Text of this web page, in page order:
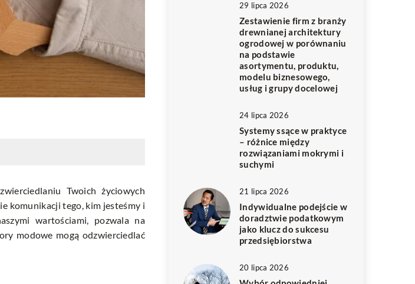
Twoich życiowych
komunikacji tego, kim jesteśmy i
wartościami, pozwala na
modowe mogą odzwierciedlać
29 lipca 2026
Zestawienie firm z branży
drewnianej architektury
ogrodowej w porównaniu
na podstawie
asortymentu, produktu,
modelu biznesowego,
usług i grupy docelowej
24 lipca 2026
Systemy ssące w praktyce
– różnice między
rozwiązaniami mokrymi i
suchymi
21 lipca 2026
Indywidualne podejście w
doradztwie podatkowym
jako klucz do sukcesu
przedsiębiorstwa
20 lipca 2026